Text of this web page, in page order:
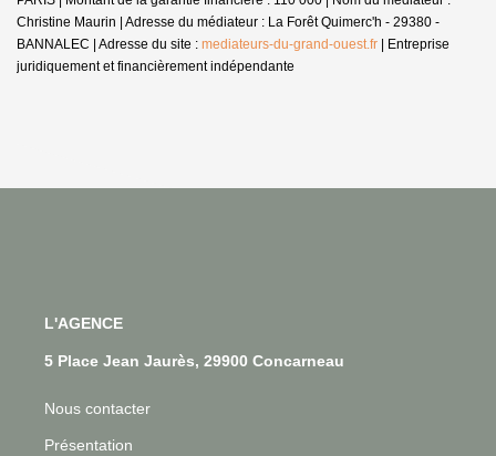
Christine Maurin | Adresse du médiateur : La Forêt Quimerc'h - 29380 -
BANNALEC | Adresse du site : mediateurs-du-grand-ouest.fr | Entreprise
juridiquement et financièrement indépendante
L'AGENCE
5 Place Jean Jaurès, 29900 Concarneau
Nous contacter
Présentation